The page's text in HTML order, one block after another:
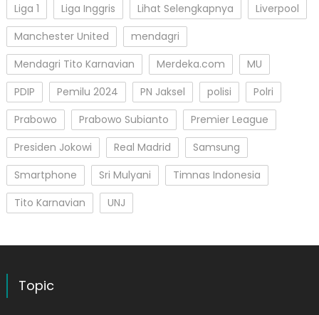
Liga 1
Liga Inggris Lihat Selengkapnya
Liverpool
Manchester United
mendagri
Mendagri Tito Karnavian
Merdeka.com
MU
PDIP
Pemilu 2024 PN Jaksel polisi
Polri
Prabowo
Prabowo Subianto
Premier League
Presiden Jokowi
Real Madrid
Samsung
Smartphone
Sri Mulyani
Timnas Indonesia
Tito Karnavian
UNJ
Topic